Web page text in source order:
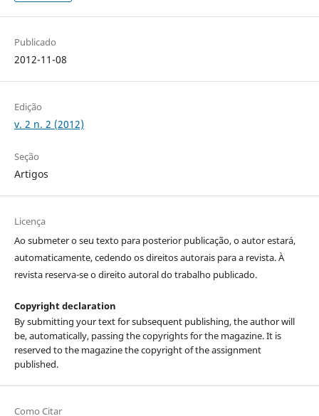
Publicado
2012-11-08
Edição
v. 2 n. 2 (2012)
Seção
Artigos
Licença
Ao submeter o seu texto para posterior publicação, o autor estará,
automaticamente, cedendo os direitos autorais para a revista. À
revista reserva-se o direito autoral do trabalho publicado.
Copyright declaration
By submitting your text for subsequent publishing, the author will
be, automatically, passing the copyrights for the magazine. It is
reserved to the magazine the copyright of the assignment
published.
Como Citar